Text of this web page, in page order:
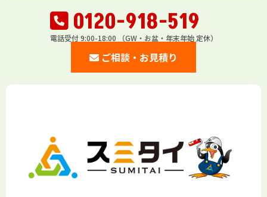
0120-918-519
電話受付 9:00-18:00 （GW・お盆・年末年始 定休）
ご相談・お見積り